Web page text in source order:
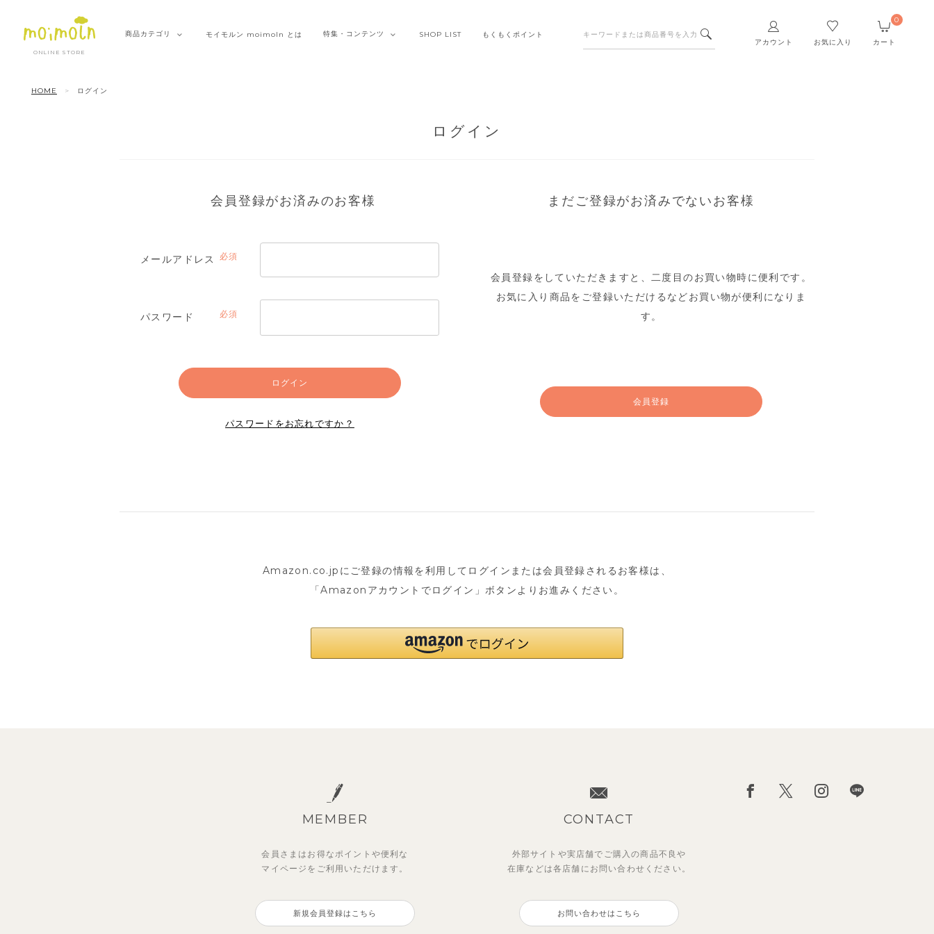
ONLINE STORE
アカウント お気に入り カート
0
商品カテゴリ モイモルン moimoln とは 特集・ コンテンツ SHOP LIST もくもくポイント
HOME ログイン
ログイン
会員登録がお済みのお客様
メールアドレス
パスワード
ログイン
パスワードをお忘れですか？
まだご登録がお済みでないお客様
会員登録をしていただきますと、二度目のお買い物時に便利です。
お気に入り商品をご登録いただけるなどお買い物が便利になりま
す。
会員登録
Amazon.co.jpにご登録の情報を利用してログインまたは会員登録されるお客様は、
「Amazonアカウントでログイン」ボタンよりお進みください。
MEMBER
会員さまはお得なポイントや便利な
マイページを ご利用いただけます。
新規会員登録はこちら
CONTACT
外部サイトや実店舗でご購入の商品不良や
在庫などは各店舗に お問い合わせください。
お問い合わせはこちら